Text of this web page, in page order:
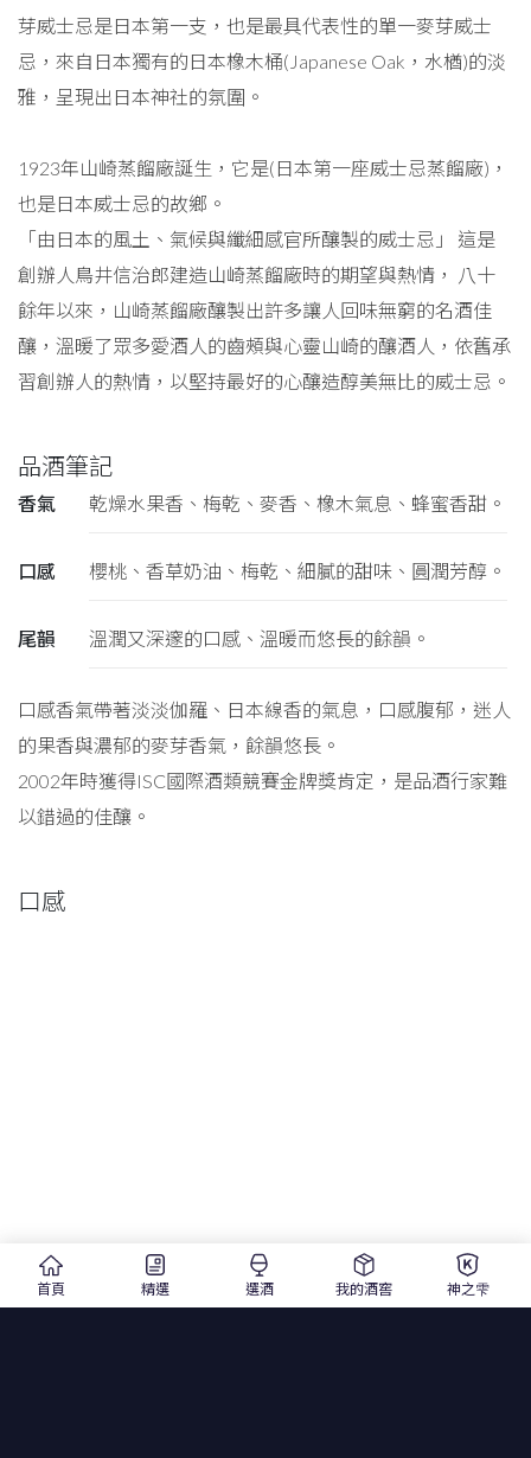
芽威士忌是日本第一支，也是最具代表性的單一麥芽威士
忌，來自日本獨有的日本橡木桶(Japanese Oak，水楢)的淡
雅，呈現出日本神社的氛圍。
1923年山崎蒸餾廠誕生，它是(日本第一座威士忌蒸餾廠)，
也是日本威士忌的故鄉。
「由日本的風土、氣候與纖細感官所釀製的威士忌」 這是
創辦人鳥井信治郎建造山崎蒸餾廠時的期望與熱情， 八十
餘年以來，山崎蒸餾廠釀製出許多讓人回味無窮的名酒佳
釀，溫暖了眾多愛酒人的齒頰與心靈山崎的釀酒人，依舊承
習創辦人的熱情，以堅持最好的心釀造醇美無比的威士忌。
品酒筆記
香氣 乾燥水果香、梅乾、麥香、橡木氣息、蜂蜜香甜。
口感 櫻桃、香草奶油、梅乾、細膩的甜味、圓潤芳醇。
尾韻 溫潤又深邃的口感、溫暖而悠長的餘韻。
口感香氣帶著淡淡伽羅、日本線香的氣息，口感腹郁，迷人
的果香與濃郁的麥芽香氣，餘韻悠長。
2002年時獲得ISC國際酒類競賽金牌獎肯定，是品酒行家難
以錯過的佳釀。
口感
首頁 精選 選酒 我的酒窖 神之雫